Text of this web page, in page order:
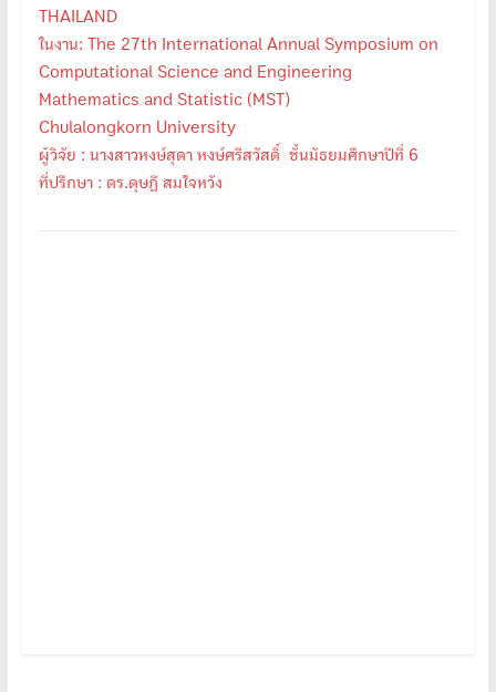
THAILAND
ในงาน: The 27th International Annual Symposium on
Computational Science and Engineering
Mathematics and Statistic (MST)
Chulalongkorn University
ผู้วิจัย : นางสาวหงษ์สุดา หงษ์ศรีสวัสดิ์ ชั้นมัธยมศึกษาปีที่ 6
ที่ปรึกษา : ดร.ดุษฎี สมใจหวัง